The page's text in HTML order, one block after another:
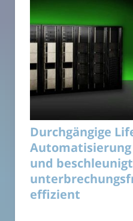
Durchgängige
und beschleunigt
effizient